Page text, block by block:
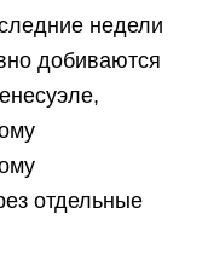
недели
добиваются
отдельные